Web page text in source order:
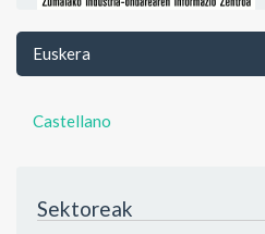
Euskera
Castellano
Sektoreak